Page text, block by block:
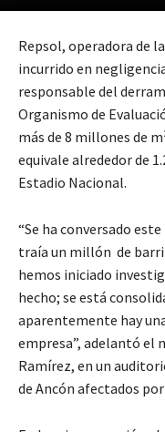
Repsol, operadora de
incurrido en
responsable del
Organismo de
más de 8 millones de
equivale alrededor de
Estadio Nacional.
“Se ha conversado
traía un millón de
hemos iniciado
hecho; se está
aparentemente hay
empresa”, adelantó el
Ramírez, en un
de Ancón afectados